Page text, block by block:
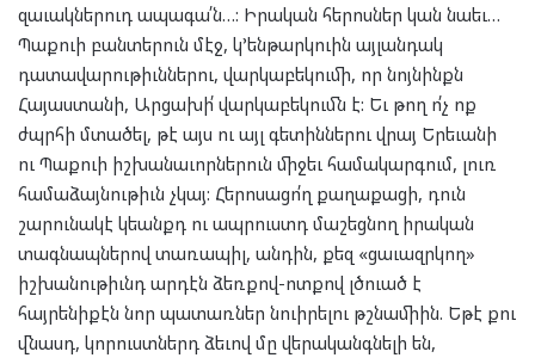
զաւակներուդ ապագա՛ն…: Իրական հերոսներ կան նաեւ…
Պաքուի բանտերուն մէջ, կ’ենթարկուին այլանդակ
դատավարութիւններու, վարկաբեկումի, որ նոյնինքն
Հայաստանի, Արցախի՛ վարկաբեկումն է: Եւ թող ո՛չ ոք
ժպրհի մտածել, թէ այս ու այլ գետիններու վրայ Երեւանի
ու Պաքուի իշխանաւորներուն միջեւ համակարգում, լուռ
համաձայնութիւն չկայ: Հերոսացո՛ղ քաղաքացի, դուն
շարունակէ կեանքդ ու ապրուստդ մաշեցնող իրական
տագնապներով տառապիլ, անդին, քեզ «ցաւազրկող»
իշխանութիւնդ արդէն ձեռքով-ոտքով լծուած է
հայրենիքէն նոր պատառներ նուիրելու թշնամիին. Եթէ քու
վնասդ, կորուստներդ ձեւով մը վերականգնելի են,